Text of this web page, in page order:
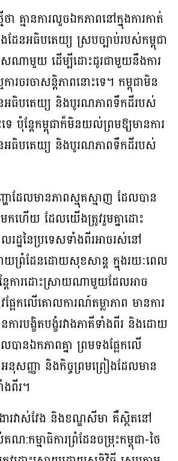
ា គ្មានការលួចឯកភាពនៅក្នុងការកាត់
ដែនអធិបតេយ្យ ស្របច្បាប់របស់កម្ពុជា
ណាមួយ ដើម្បីដោះដូរជាមួយនឹងការ
ចរចាសន្តិភាពនោះទេ។ កម្ពុជាមិន
អធិបតេយ្យ និងបូរណភាពទឹកដីរបស់
ប៉ុន្តែកម្ពុជាក៏មិនយល់ព្រមឱ្យមានការ
អធិបតេយ្យ និងបូរណភាពទឹកដីរបស់
ហាដែលមានភាពស្មុគស្មាញ ដែលបាន
កហើយ ដែលយើងត្រូវរួមគ្នាដោះ
រដ្ឋនៃប្រទេសទាំងពីរអាចរស់នៅ
យព្រំដែនដោយសុខសាន្ត ក្នុងរយៈពេល
ែការដោះស្រាយណាមួយដែលអាច
ែកលើគោលការណ៍តម្លាភាព មានការ
ការបង្ខិតបង្ខំរវាងភាគីទាំងពីរ និងដោយ
បានឯកភាពគ្នា ព្រមទងផ្អែកលើ
នុសញ្ញា និងកិច្ចព្រមព្រៀងដែលមាន
ងពីរ។
ារវាស់វែង និងខណ្ឌសីមា គឺស្ថិតនៅ
:កម្មាធិការព្រំដែនចម្រុះកម្ពុជា-ថៃ